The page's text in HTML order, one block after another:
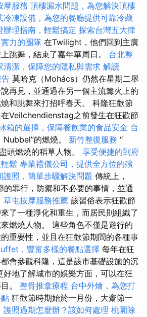
摩服務 頂樓漏水問題，為您解決頂樓
冷凍設備，為您的餐廳提供可靠冷藏
辦理指南，輕鬆搞定 探索台灣五大律
力的團隊 在Twilight，他們回到主廣
跳舞，結束了嘉年華周日。 台北整
清潔，保障您的隱私與需求 解讀
莫哈克（Mohács）仍然在星期二舉
再見，並通過在另一個主流篝火上的
和跳舞來打招呼春天。 科隆狂歡節
Veilchendienstag之前發生在狂歡節
箱的選擇，保障餐飲業的食品安全 台
Nubbel”的燃燒。 新竹整復服務 “
頭燃燒的稻草人物。 享受便捷的到府
鬆 專業禮儀公司，提供全方位的殯
護照，簡單步驟解決問題 傳統上，
罪行，防禦和不必要的事情，並通
草屯按摩服務推薦 該習俗表示狂歡節
了一種淨化和重生，而居民則組織了
燃燒人物。 這些角色不僅是遊行的
重要性，並且在狂歡節期間的各種事
，豐富多樣的餐點選擇 每年在狂
會參觀科隆，這是該市基礎設施的沉
地了解城市的娛樂方面，可以在狂
。 整骨推拿療程 台中外燴，為您打
狂歡節時期始於一月份，大齋節一
護照過期怎麼辦？該如何處理 桃園除